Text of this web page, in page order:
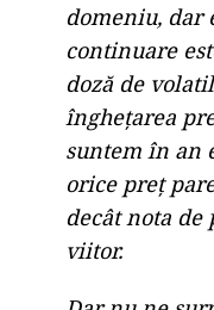
domeniu, dar
continuare
doză de
îngheţarea
suntem în an
orice preţ
decât nota de
viitor.